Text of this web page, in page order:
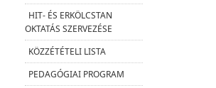
HIT- ÉS ERKÖLCSTAN
OKTATÁS SZERVEZÉSE
KÖZZÉTÉTELI LISTA
PEDAGÓGIAI PROGRAM